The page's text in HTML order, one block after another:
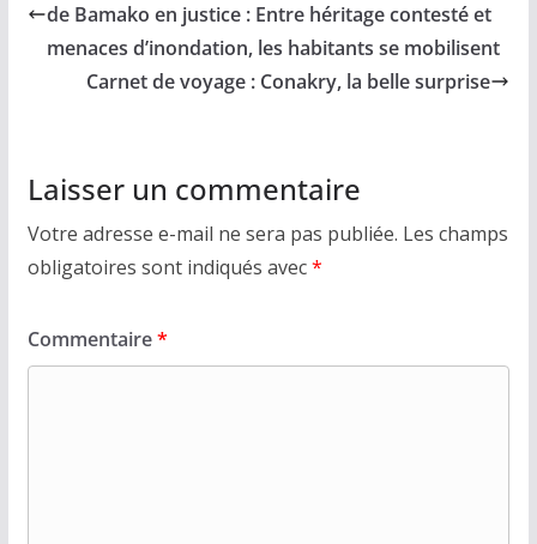
de Bamako en justice : Entre héritage contesté et
menaces d’inondation, les habitants se mobilisent
Carnet de voyage : Conakry, la belle surprise
Laisser un commentaire
Votre adresse e-mail ne sera pas publiée. Les champs
obligatoires sont indiqués avec*
Commentaire*